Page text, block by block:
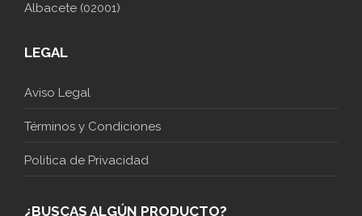
Albacete (02001)
LEGAL
Aviso Legal
Términos y Condiciones
Politica de Privacidad
¿BUSCAS ALGÚN PRODUCTO?